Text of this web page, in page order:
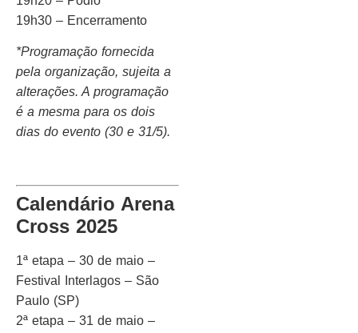
19h30 – Encerramento
*Programação fornecida
pela organização, sujeita a
alterações. A programação
é a mesma para os dois
dias do evento (30 e 31/5).
Calendário Arena
Cross 2025
1ª etapa – 30 de maio –
Festival Interlagos – São
Paulo (SP)
2ª etapa – 31 de maio –